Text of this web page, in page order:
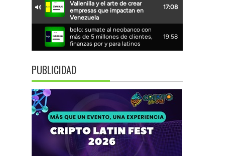
PUBLICIDAD